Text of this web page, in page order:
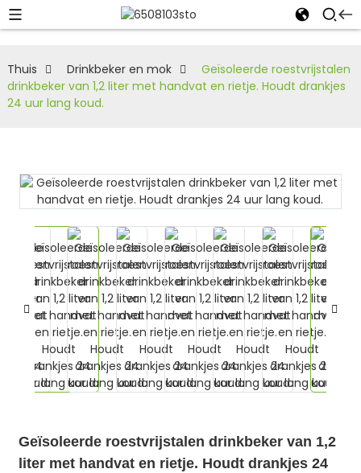
Thuis Drinkbeker en mok
Geïsoleerde roestvrijstalen
drinkbeker van 1,2 liter met handvat en rietje. Houdt drankjes
24 uur lang koud.
Geïsoleerde roestvrijstalen drinkbeker van 1,2
liter met handvat en rietje. Houdt drankjes 24